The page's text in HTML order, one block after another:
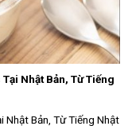
Nhật Bản, Từ Tiếng
Nhật Bản, Từ Tiếng Nhật